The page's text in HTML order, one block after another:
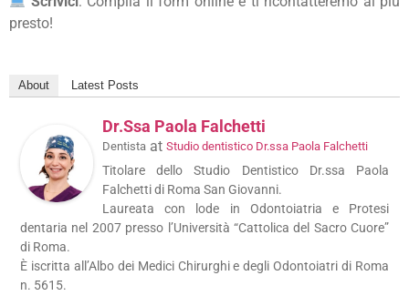
presto!
About Latest Posts
Dr.ssa Paola Falchetti
Dentista at Studio dentistico Dr.ssa Paola Falchetti
Titolare dello Studio Dentistico Dr.ssa Paola
Falchetti di Roma San Giovanni.
Laureata con lode in Odontoiatria e Protesi
dentaria nel 2007 presso l’Università “Cattolica del Sacro Cuore”
di Roma.
È iscritta all’Albo dei Medici Chirurghi e degli Odontoiatri di Roma
n. 5615.